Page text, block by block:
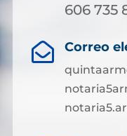
606 735
 Correo